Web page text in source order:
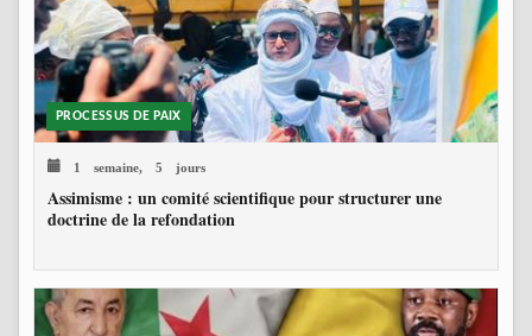
PROCESSUS DE PAIX
1 semaine, 5 jours
Assimisme : un comité scientifique pour structurer une
doctrine de la refondation